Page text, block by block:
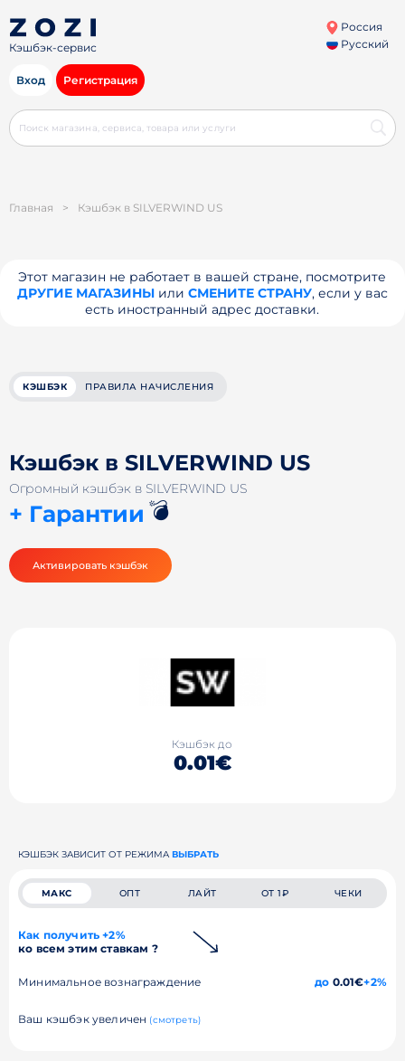
Кэшбэк-сервис
Россия
Русский
Вход Регистрация
Главная > Кэшбэк в SILVERWIND US
Этот магазин не работает в вашей стране, посмотрите
ДРУГИЕ МАГАЗИНЫили СМЕНИТЕ СТРАНУ, если у вас
есть иностранный адрес доставки.
КЭШБЭК ПРАВИЛА НАЧИСЛЕНИЯ
Кэшбэк в SILVERWIND US
Огромный кэшбэк в SILVERWIND US
+ Гарантии 💣
Активировать кэшбэк
Кэшбэк до
0.01€
КЭШБЭК ЗАВИСИТ ОТ РЕЖИМА ВЫБРАТЬ
МАКС ОПТ ЛАЙТ ОТ 1₽ ЧЕКИ
Как получить +2%
ко всем этим ставкам ?
Минимальное вознаграждение до 0.01€+2%
Ваш кэшбэк увеличен (смотреть)